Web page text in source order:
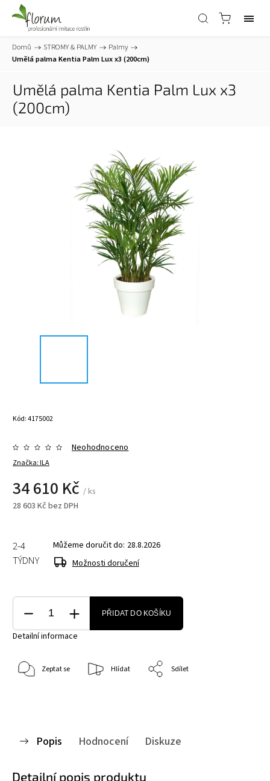
Domů / STROMY & PALMY / Palmy /
Umělá palma Kentia Palm Lux x3 (200cm)
Umělá palma Kentia Palm Lux x3
(200cm)
Kód:4175002
Značka:ILA
Neohodnoceno
34 610 Kč / ks
28 603 Kč bez DPH
2-4
TÝDNY
Můžeme doručit do: 28.8.2026
Možnosti doručení
PŘIDAT DO KOŠÍKU
Detailní informace
Zeptat se Hlídat Sdílet
Popis Hodnocení Diskuze
Detailní popis produktu